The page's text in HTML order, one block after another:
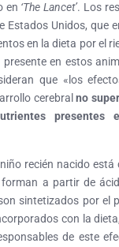
en ‘The Lancet’. Los
Estados Unidos, que
en la dieta por el
en estos
que «los
cerebralno
presentes
recién nacido
a partir de
sintetizados por el
con la
de este